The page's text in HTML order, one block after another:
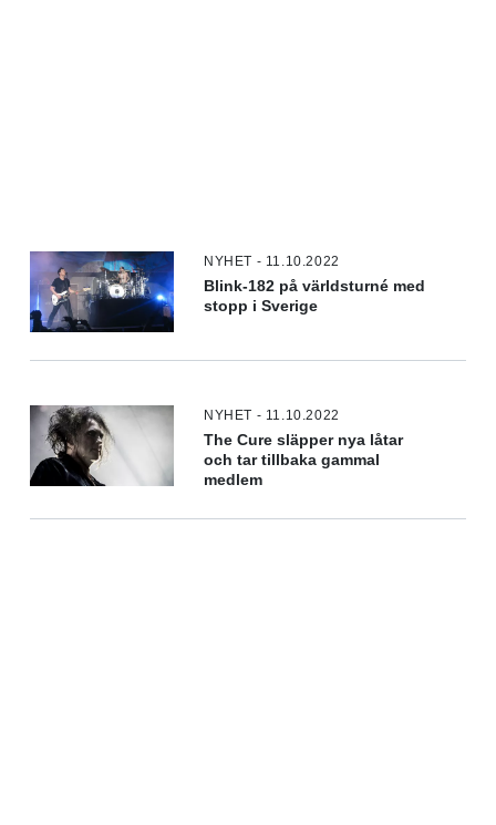
NYHET - 11.10.2022
Blink-182 på världsturné med
stopp i Sverige
NYHET - 11.10.2022
The Cure släpper nya låtar
och tar tillbaka gammal
medlem